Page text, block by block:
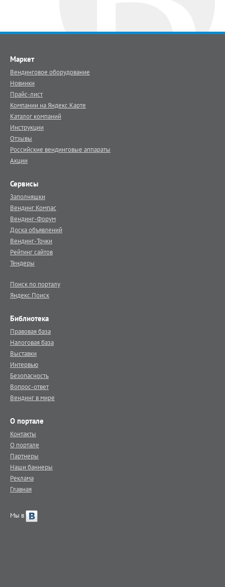
Маркет
Вендинговое оборудование
Новинки
Прайс-лист
Компании на Яндекс.Карте
Каталог компаний
Инструкции
Отзывы
Российские вендинговые аппараты
Акции
Сервисы
Заполняшки
Вендинг.Компас
Вендинг-Форум
Доска объявлений
Вендинг-Точки
Рейтинг сайтов
Тендеры
Поиск по порталу
Яндекс.Поиск
Библиотека
Правовая база
Налоговая база
Выставки
Интервью
Безопасность
Вопрос-ответ
Вендинг в мире
О портале
Контакты
О портале
Партнеры
Наши баннеры
Реклама
Главная
Мы в